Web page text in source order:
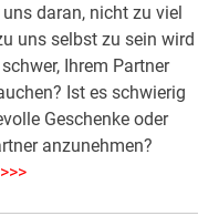
daran, nicht zu viel
uns selbst zu sein wird
Ihrem Partner
Ist es schwierig
Geschenke oder
anzunehmen?